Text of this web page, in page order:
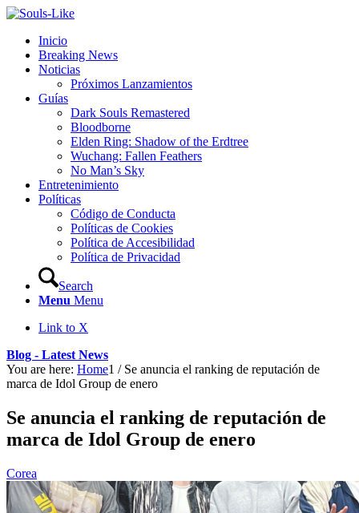
Inicio
Breaking News
Noticias
Próximos Lanzamientos
Guías
Dark Souls Remastered
Bloodborne
Elden Ring: Shadow of the Erdtree
Wuchang: Fallen Feathers
No Man’s Sky
Entretenimiento
Políticas
Código de Conducta
Políticas de Cookies
Política de Accesibilidad
Política de Privacidad
Search
Menu Menu
Link to X
Blog - Latest News
You are here: Home1 / Se anuncia el ranking de reputación de
marca de Idol Group de enero
Se anuncia el ranking de reputación de
marca de Idol Group de enero
Corea